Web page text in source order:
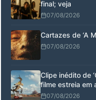
final; veja
07/08/2026
Cartazes de ‘A
07/08/2026
Clipe inédito de
filme estreia em
07/08/2026